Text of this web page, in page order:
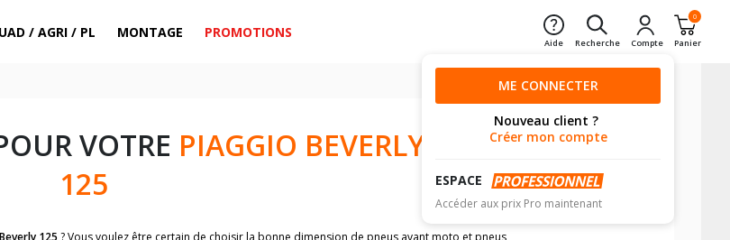
/ AGRI / PL MONTAGE PROMOTIONS
Aide Recherche Compte
0
Panier
ME CONNECTER
Nouveau client ?
Créer mon compte
ESPACE
Accéder aux prix Pro maintenant
VOTRE PIAGGIO BEVERLY
125
125 ? Vous voulez être certain de choisir la bonne dimension de pneus avant moto et pneus